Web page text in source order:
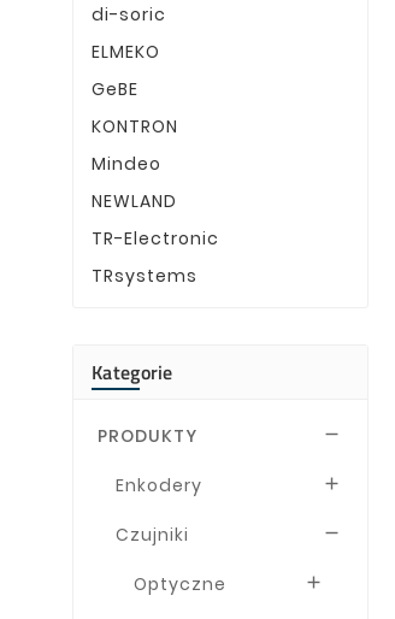
di-soric
ELMEKO
GeBE
KONTRON
Mindeo
NEWLAND
TR-Electronic
TRsystems
Kategorie
PRODUKTY 
Enkodery 
Czujniki 
Optyczne 